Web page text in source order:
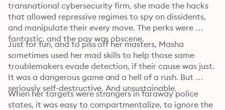
transnational cybersecurity firm, she made the hacks
that allowed repressive regimes to spy on dissidents,
and manipulate their every move. The perks were
fantastic, and the pay was obscene.
Just for fun, and to piss off her masters, Masha
sometimes used her mad skills to help those same
troublemakers evade detection, if their cause was just.
It was a dangerous game and a hell of a rush. But
seriously self-destructive. And unsustainable.
When her targets were strangers in faraway police
states, it was easy to compartmentalize, to ignore the